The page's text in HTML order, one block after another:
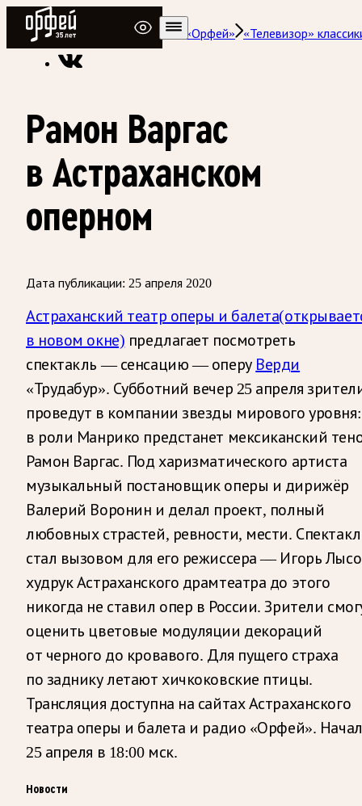
Радио Орфей
Радио классической музыки «Орфей»
«Телевизор»
Рамон Варгас
в Астраханском
оперном
Дата публикации: 25 апреля 2020
Астраханский театр оперы и балета
в новом окне) предлагает посмотреть
спектакль — сенсацию — оперу Верди
«Трудабур». Субботний вечер 25 апреля
проведут в компании звезды мирового уровня:
в роли Манрико предстанет мексиканский
Рамон Варгас. Под харизматического артиста
музыкальный постановщик оперы и дирижёр
Валерий Воронин и делал проект, полный
любовных страстей, ревности, мести.
стал вызовом для его режиссера — Игорь
худрук Астраханского драмтеатра до этого
никогда не ставил опер в России. Зрители
оценить цветовые модуляции декораций
от черного до кровавого. Для пущего страха
по заднику летают хичкоковские птицы.
Трансляция доступна на сайтах Астраханского
театра оперы и балета и радио «Орфей».
25 апреля в 18:00 мск.
Новости